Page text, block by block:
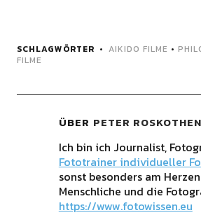
SCHLAGWÖRTER AIKIDO FILME •
FILME
ÜBER PETER ROSKOTHEN
Ich bin ich Journalist,
Fototrainer individueller
sonst besonders am
Menschliche und die
https://www.fotowissen.eu